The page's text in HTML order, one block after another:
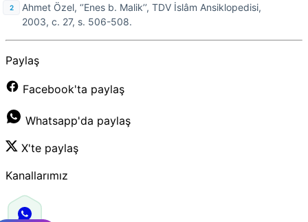
Ahmet Özel, ‘’Enes b. Malik’’, TDV İslâm Ansiklopedisi,
2003, c. 27, s. 506-508.
Paylaş
Facebook'ta paylaş
Whatsapp'da paylaş
X'te paylaş
Kanallarımız